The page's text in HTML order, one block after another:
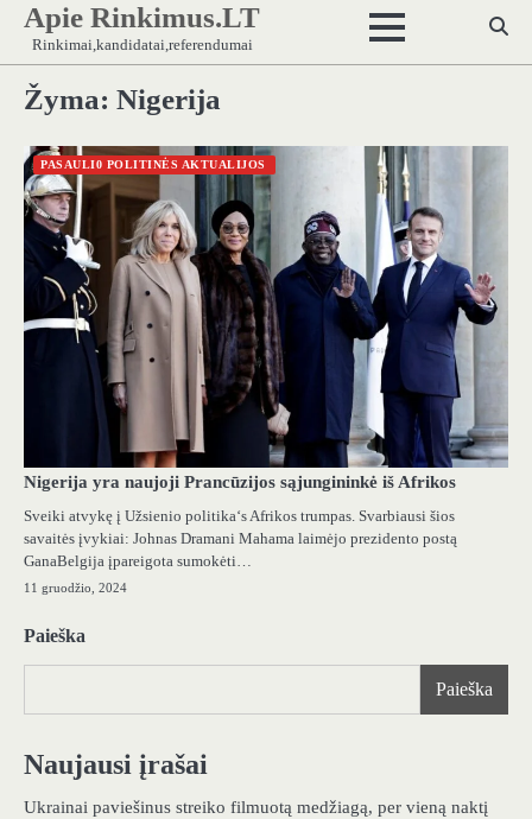
Skip
content
Apie Rinkimus.LT
Rinkimai,kandidatai,referendumai
Žyma: Nigerija
PASAULI0 POLITINĖS AKTUALIJOS
Nigerija yra naujoji Prancūzijos sąjungininkė iš Afrikos
Sveiki atvykę į Užsienio politika‘s Afrikos trumpas. Svarbiausi šios
savaitės įvykiai: Johnas Dramani Mahama laimėjo prezidento postą
GanaBelgija įpareigota sumokėti…
11 gruodžio, 2024
Paieška
Paieška
Naujausi įrašai
Ukrainai paviešinus streiko filmuotą medžiagą, per vieną naktį